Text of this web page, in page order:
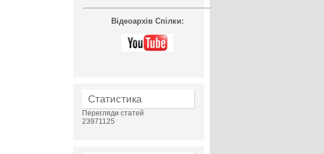
Відеоархів Спілки:
Статистика
Перегляди статей
23971125